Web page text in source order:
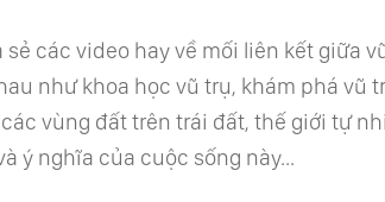
các video hay về mối liên kết giữa
như khoa học vũ trụ, khám phá vũ
vùng đất trên trái đất, thế giới tự
ý nghĩa của cuộc sống này...